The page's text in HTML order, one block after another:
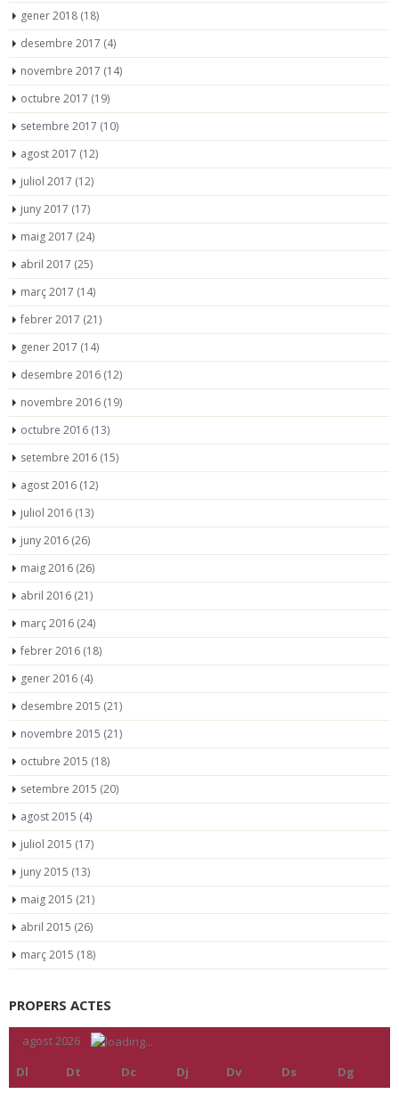
gener 2018 (18)
desembre 2017 (4)
novembre 2017 (14)
octubre 2017 (19)
setembre 2017 (10)
agost 2017 (12)
juliol 2017 (12)
juny 2017 (17)
maig 2017 (24)
abril 2017 (25)
març 2017 (14)
febrer 2017 (21)
gener 2017 (14)
desembre 2016 (12)
novembre 2016 (19)
octubre 2016 (13)
setembre 2016 (15)
agost 2016 (12)
juliol 2016 (13)
juny 2016 (26)
maig 2016 (26)
abril 2016 (21)
març 2016 (24)
febrer 2016 (18)
gener 2016 (4)
desembre 2015 (21)
novembre 2015 (21)
octubre 2015 (18)
setembre 2015 (20)
agost 2015 (4)
juliol 2015 (17)
juny 2015 (13)
maig 2015 (21)
abril 2015 (26)
març 2015 (18)
PROPERS ACTES
agost 2026
Dl
Dt Dc Dj Dv Ds
Dg